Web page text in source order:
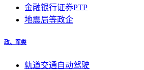
金融银行证券PTP
地震局等政企
政、军类
轨道交通自动驾驶